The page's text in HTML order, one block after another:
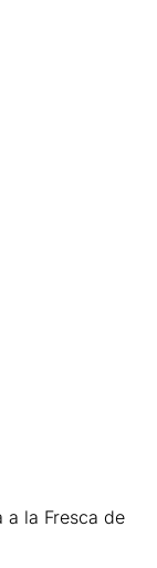
a la Fresca de